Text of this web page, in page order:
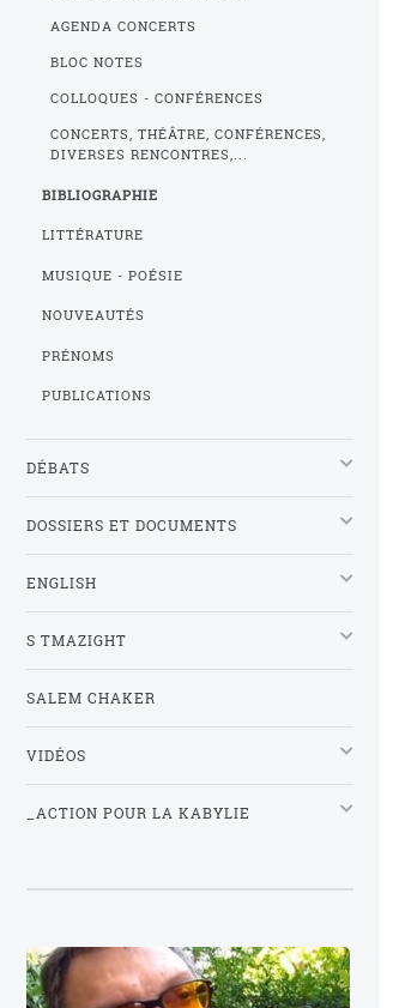
AGENDA CONCERTS
BLOC NOTES
COLLOQUES - CONFÉRENCES
CONCERTS, THÉÂTRE, CONFÉRENCES,
DIVERSES RENCONTRES,...
BIBLIOGRAPHIE
LITTÉRATURE
MUSIQUE - POÉSIE
NOUVEAUTÉS
PRÉNOMS
PUBLICATIONS
DÉBATS
DOSSIERS ET DOCUMENTS
ENGLISH
S TMAZIGHT
SALEM CHAKER
VIDÉOS
_ACTION POUR LA KABYLIE